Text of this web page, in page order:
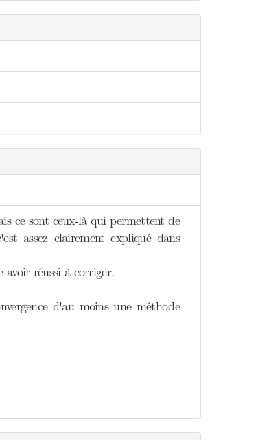
ce sont ceux-là qui permettent de
assez clairement expliqué dans
avoir réussi à corriger.
d'au moins une méthode